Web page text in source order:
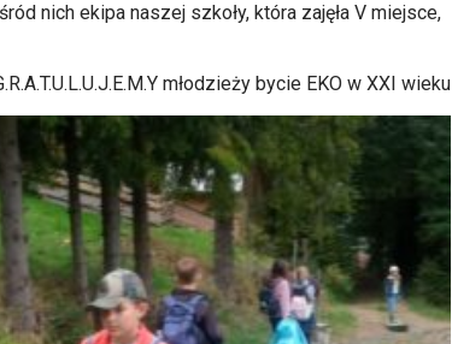
nich ekipa naszej szkoły, która zajęła V miejsce,
młodzieży bycie EKO w XXI wieku